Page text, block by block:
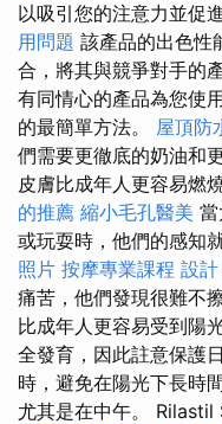
以吸引您的注意力並促
用問題 該產品的出色性
合，將其與競爭對手的
有同情心的產品為您使
的最簡單方法。 屋頂防
們需要更徹底的奶油和
皮膚比成年人更容易燃
的推薦 縮小毛孔醫美
或玩耍時，他們的感知
照片 按摩專業課程 設計
痛苦，他們發現很難不
比成年人更容易受到陽
全發育，因此註意保護
時，避免在陽光下長時
尤其是在中午。 Rilastil